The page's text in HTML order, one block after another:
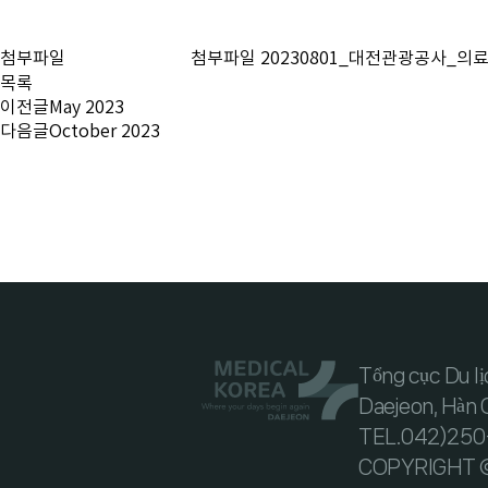
첨부파일 첨부파일 20230801_대전관광공사_의
목록
이전글May 2023
다음글October 2023
Tổng cục Du
Daejeon, Hàn
COPYRIGHT